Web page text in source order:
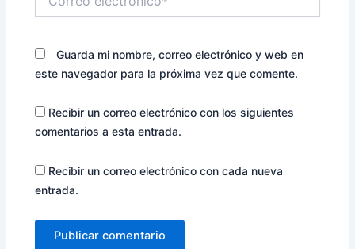
electrónico*
Guarda mi nombre, correo electrónico y web en
este navegador para la próxima vez que comente.
Recibir un correo electrónico con los siguientes
comentarios a esta entrada.
Recibir un correo electrónico con cada nueva
entrada.